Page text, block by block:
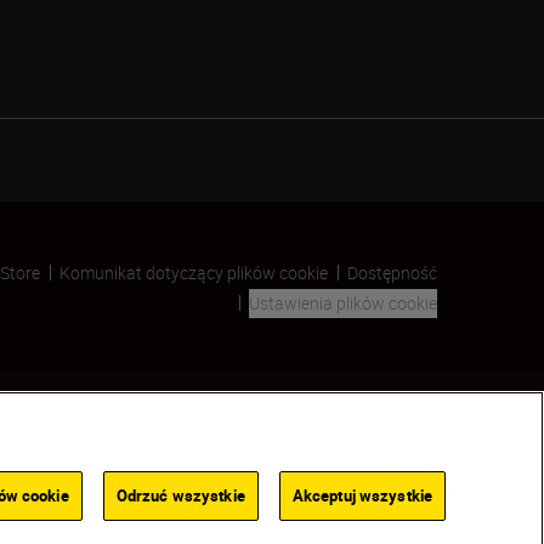
POWIADOM, GDY BĘDZIE DOSTĘPNY
Komunikat dotyczący plików cookie
Dostępność
Ustawienia plików cookie
cookie Odrzuć wszystkie Akceptuj wszystkie